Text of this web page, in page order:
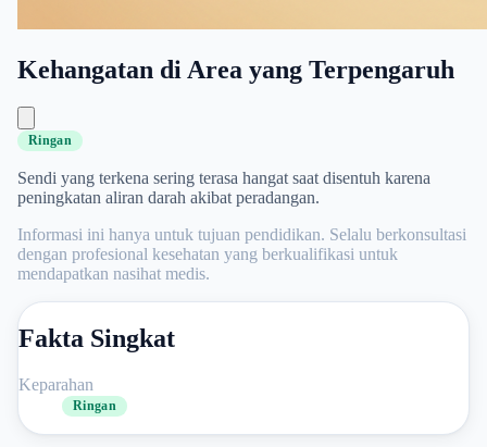
Kehangatan di Area yang Terpengaruh
Ringan
Sendi yang terkena sering terasa hangat saat disentuh karena
peningkatan aliran darah akibat peradangan.
Informasi ini hanya untuk tujuan pendidikan. Selalu berkonsultasi
dengan profesional kesehatan yang berkualifikasi untuk
mendapatkan nasihat medis.
Fakta Singkat
Keparahan
Ringan